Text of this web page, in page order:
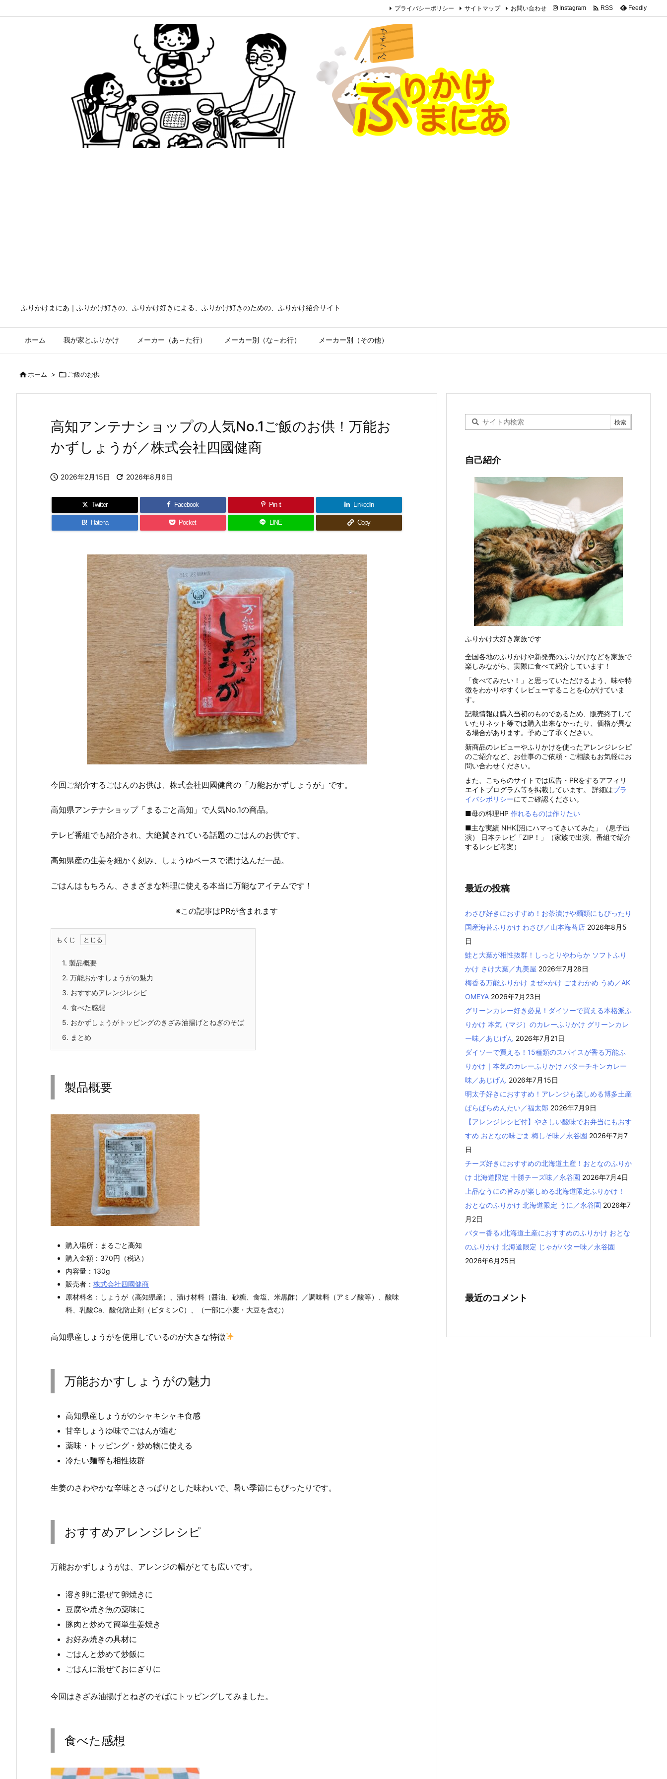
ふりかけまにあ｜ふりかけ好きの、ふりかけ好きによる、ふりかけ好きのための、ふりかけ紹介サイト
ホーム 我が家とふりかけ メーカー（あ～た行） メーカー別（な～わ行） メーカー別（その他）
プライバシーポリシー サイトマップ お問い合わせ Instagram  RSS Feedly
ホーム >  ご飯のお供
高知アンテナショップの人気No.1ご飯のお供！万能お
かずしょうが／株式会社四國健商
 2026年2月15日  2026年8月6日
Twitter Facebook Pin it LinkedIn
B! Hatena Pocket LINE Copy
今回ご紹介するごはんのお供は、株式会社四國健商の「万能おかずしょうが」です。
高知県アンテナショップ「まるごと高知」で人気No.1の商品。
テレビ番組でも紹介され、大絶賛されている話題のごはんのお供です。
高知県産の生姜を細かく刻み、しょうゆベースで漬け込んだ一品。
ごはんはもちろん、さまざまな料理に使える本当に万能なアイテムです！
※この記事はPRが含まれます
もくじ
1. 製品概要
2. 万能おかすしょうがの魅力
3. おすすめアレンジレシピ
4. 食べた感想
5. おかずしょうがトッピングのきざみ油揚げとねぎのそば
6. まとめ
製品概要
購入場所：まるごと高知
購入金額：370円（税込）
内容量：130g
販売者： 株式会社四國健商
原材料名：しょうが（高知県産）、漬け材料（醤油、砂糖、食塩、米黒酢）／調味料（アミノ酸等）、酸味
料、乳酸Ca、酸化防止剤（ビタミンC）、（一部に小麦・大豆を含む）
高知県産しょうがを使用しているのが大きな特徴
万能おかすしょうがの魅力
高知県産しょうがのシャキシャキ食感
甘辛しょうゆ味でごはんが進む
薬味・トッピング・炒め物に使える
冷たい麺等も相性抜群
生姜のさわやかな辛味とさっぱりとした味わいで、暑い季節にもぴったりです。
おすすめアレンジレシピ
万能おかずしょうがは、アレンジの幅がとても広いです。
溶き卵に混ぜて卵焼きに
豆腐や焼き魚の薬味に
豚肉と炒めて簡単生姜焼き
お好み焼きの具材に
ごはんと炒めて炒飯に
ごはんに混ぜておにぎりに
今回はきざみ油揚げとねぎのそばにトッピングしてみました。
食べた感想
自己紹介
ふりかけ大好き家族です
全国各地のふりかけや新発売のふりかけなどを家族で
楽しみながら、実際に食べて紹介しています！
「食べてみたい！」と思っていただけるよう、味や特
徴をわかりやすくレビューすることを心がけていま
す。
記載情報は購入当初のものであるため、販売終了して
いたりネット等では購入出来なかったり、価格が異な
る場合があります。予めご了承ください。
新商品のレビューやふりかけを使ったアレンジレシピ
のご紹介など、お仕事のご依頼・ご相談もお気軽にお
問い合わせください。
また、こちらのサイトでは広告・PRをするアフィリ
エイトプログラム等を掲載しています。 詳細はプラ
イバシポリシーにてご確認ください。
■母の料理HP 作れるものは作りたい
■主な実績 NHK[沼にハマってきいてみた」（息子出
演） 日本テレビ「ZIP！」（家族で出演、番組で紹介
するレシピ考案）
最近の投稿
わさび好きにおすすめ！お茶漬けや麺類にもぴったり
国産海苔ふりかけ わさび／山本海苔店 2026年8月5
日
鮭と大葉が相性抜群！しっとりやわらか ソフトふり
かけ さけ大葉／丸美屋 2026年7月28日
梅香る万能ふりかけ まぜ×かけ ごまわかめ うめ／AK
OMEYA 2026年7月23日
グリーンカレー好き必見！ダイソーで買える本格派ふ
りかけ 本気（マジ）のカレーふりかけ グリーンカレ
ー味／あじげん 2026年7月21日
ダイソーで買える！15種類のスパイスが香る万能ふ
りかけ｜本気のカレーふりかけ バターチキンカレー
味／あじげん 2026年7月15日
明太子好きにおすすめ！アレンジも楽しめる博多土産
ぱらぱらめんたい／福太郎 2026年7月9日
【アレンジレシピ付】やさしい酸味でお弁当にもおす
すめ おとなの味ごま 梅しそ味／永谷園 2026年7月7
日
チーズ好きにおすすめの北海道土産！おとなのふりか
け 北海道限定 十勝チーズ味／永谷園 2026年7月4日
上品なうにの旨みが楽しめる北海道限定ふりかけ！
おとなのふりかけ 北海道限定 うに／永谷園 2026年7
月2日
バター香る♪北海道土産におすすめのふりかけ おとな
のふりかけ 北海道限定 じゃがバター味／永谷園
2026年6月25日
最近のコメント